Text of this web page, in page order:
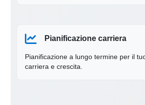
Pianificazione carriera
Pianificazione a lungo termine per il
carriera e crescita.